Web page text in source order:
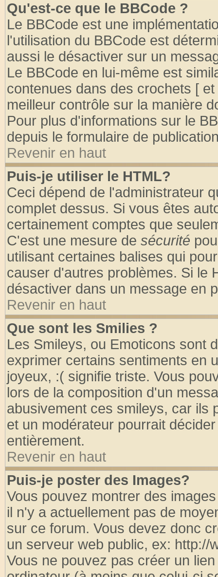
Qu'est-ce que le BBCode ?
Le BBCode est une
l'utilisation du BBCode est
aussi le désactiver sur un
Le BBCode en lui-même est
contenues dans des crochets [
meilleur contrôle sur la manière
Pour plus d'informations sur le
depuis le formulaire de
Revenir en haut
Puis-je utiliser le HTML?
Ceci dépend de l'administrateur
complet dessus. Si vous êtes
certainement comptes que
C'est une mesure de sécurité
utilisant certaines balises qui
causer d'autres problèmes. Si le
désactiver dans un message en
Revenir en haut
Que sont les Smilies ?
Les Smileys, ou Emoticons sont
exprimer certains sentiments en
joyeux, :( signifie triste. Vous
lors de la composition d'un
abusivement ces smileys, car ils
et un modérateur pourrait
entièrement.
Revenir en haut
Puis-je poster des Images?
Vous pouvez montrer des
il n'y a actuellement pas de
sur ce forum. Vous devez donc
un serveur web public, ex: http://
Vous ne pouvez pas créer un